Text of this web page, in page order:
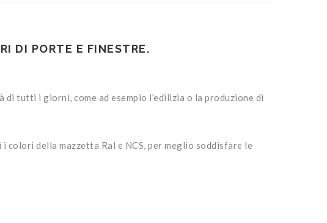
DI PORTE E FINESTRE.
tutti i giorni, come ad esempio l’edilizia o la produzione di
della mazzetta Ral e NCS, per meglio soddisfare le